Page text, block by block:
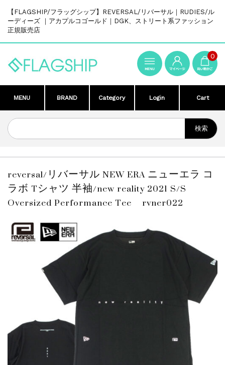
【FLAGSHIP/フラッグシップ】REVERSAL/リバーサル｜RUDIES/ル
ーディーズ ｜アカプルコゴールド｜DGK、ストリート系ファッション
正規販売店
0
MENU BRAND Category Login Cart
reversal/リバーサル NEW ERA ニューエラ コ
ラボ Tシャツ 半袖/new reality 2021 S/S
Oversized Performance Tee rvner022